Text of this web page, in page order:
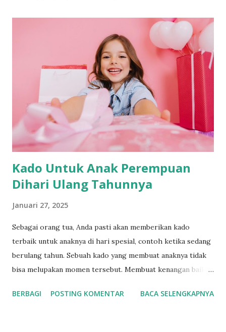
Kado Untuk Anak Perempuan
Dihari Ulang Tahunnya
Januari 27, 2025
Sebagai orang tua, Anda pasti akan memberikan kado
terbaik untuk anaknya di hari spesial, contoh ketika sedang
berulang tahun. Sebuah kado yang membuat anaknya tidak
bisa melupakan momen tersebut. Membuat kenangan baik
menjadi pilihan para orang tua dalam memilih sebagai kado
BERBAGI POSTING KOMENTAR BACA SELENGKAPNYA